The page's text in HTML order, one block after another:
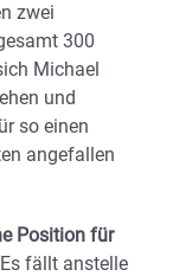
zwei
300
Michael
und
so einen
angefallen
Position für
fällt anstelle